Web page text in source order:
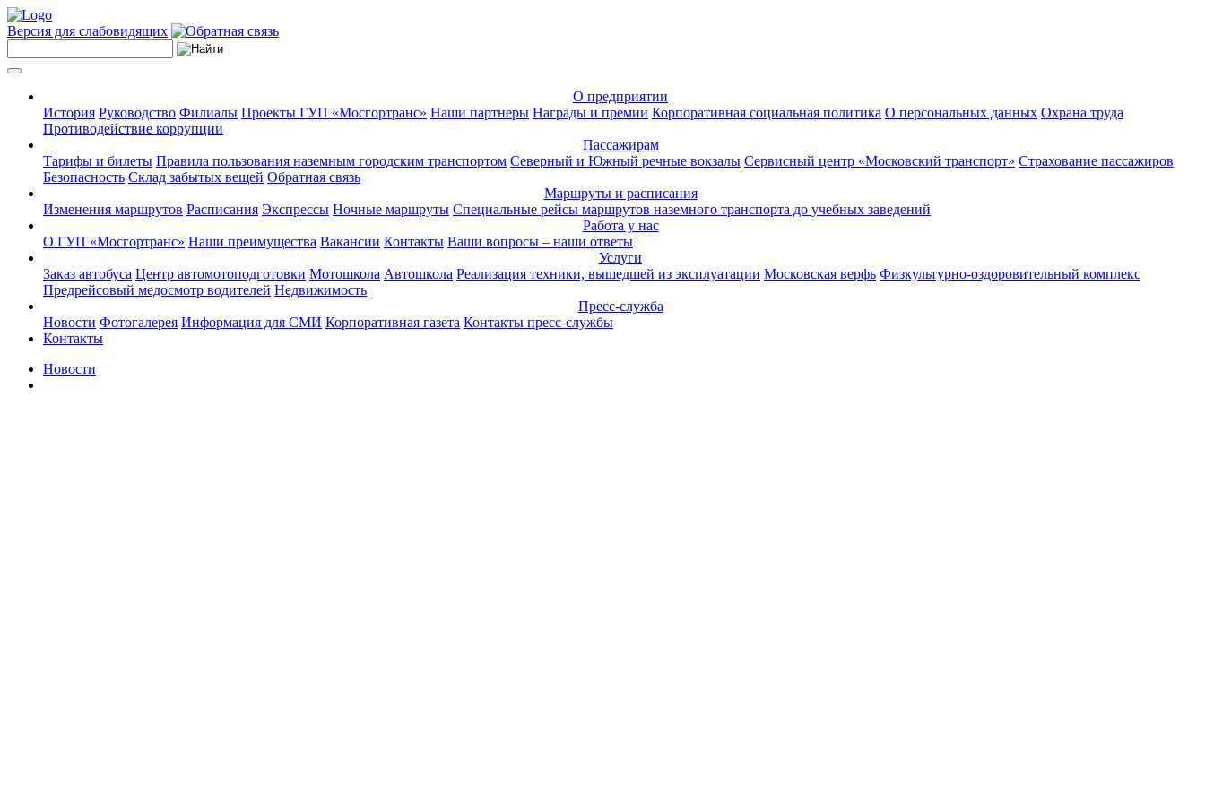
Версия для слабовидящих
О предприятии
История Руководство Филиалы Проекты ГУП «Мосгортранс» Наши партнеры Награды и премии Корпоративная социальная политика О персональных данных Охрана труда
Противодействие коррупции
Пассажирам
Тарифы и билеты Правила пользования наземным городским транспортом Северный и Южный речные вокзалы Сервисный центр «Московский транспорт» Страхование пассажиров
Безопасность Склад забытых вещей Обратная связь
Маршруты и расписания
Изменения маршрутов Расписания Экспрессы Ночные маршруты Специальные рейсы маршрутов наземного транспорта до учебных заведений
Работа у нас
О ГУП «Мосгортранс» Наши преимущества Вакансии Контакты Ваши вопросы – наши ответы
Услуги
Заказ автобуса Центр автомотоподготовки Мотошкола Автошкола Реализация техники, вышедшей из эксплуатации Московская верфь Физкультурно-оздоровительный комплекс
Предрейсовый медосмотр водителей Недвижимость
Пресс-служба
Новости Фотогалерея Информация для СМИ Корпоративная газета Контакты пресс-службы
Контакты
Новости